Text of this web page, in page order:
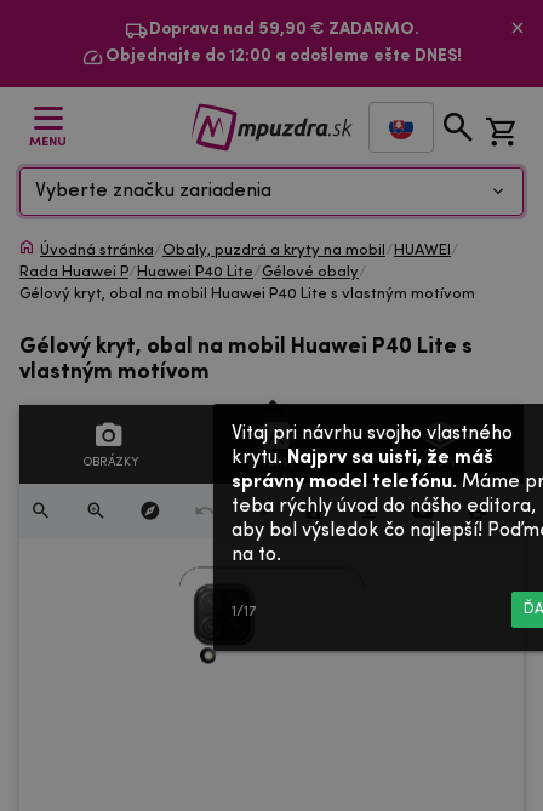
Doprava nad 59,90 € ZADARMO.
Objednajte do 12:00 a odošleme ešte DNES!
MENU
Vyberte značku zariadenia
Úvodná stránka/Obaly, puzdrá a kryty na mobil / HUAWEI /
Rada Huawei P/ Huawei P40 Lite/Gélové obaly/
Gélový kryt, obal na mobil Huawei P40 Lite s vlastným motívom
Gélový kryt, obal na mobil Huawei P40 Lite s
vlastným motívom
OBRÁZKY TEXTY VRSTVY
Vitaj pri návrhu svojho vlastného
krytu. Najprv sa uisti, že máš
správny model telefónu. Máme
teba rýchly úvod do nášho editora,
aby bol výsledok čo najlepší!
na to.
1/17